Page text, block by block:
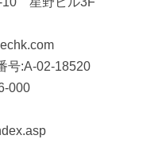
号:A-02-18520
000